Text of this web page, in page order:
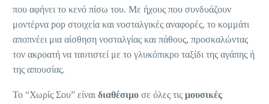
που αφήνει το κενό πίσω του. Με ήχους που συνδυάζουν
μοντέρνα pop στοιχεία και νοσταλγικές αναφορές, το κομμάτι
αποπνέει μια αίσθηση νοσταλγίας και πάθους, προσκαλώντας
τον ακροατή να ταυτιστεί με το γλυκόπικρο ταξίδι της αγάπης ή
της απουσίας.
Το “Χωρίς Σου” είναι διαθέσιμο σε όλες τις μουσικές